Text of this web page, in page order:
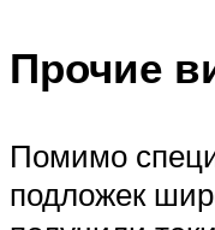
Прочие
Помимо
подложек